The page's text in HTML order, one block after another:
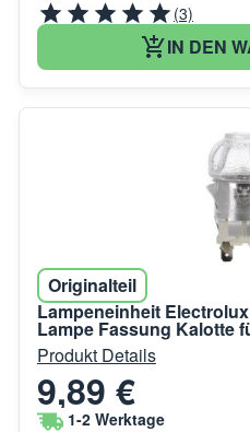
(3)
IN DEN
Originalteil
Lampeneinheit
Lampe Fassung Kalotte
Produkt Details
9,89 €
1-2 Werktage